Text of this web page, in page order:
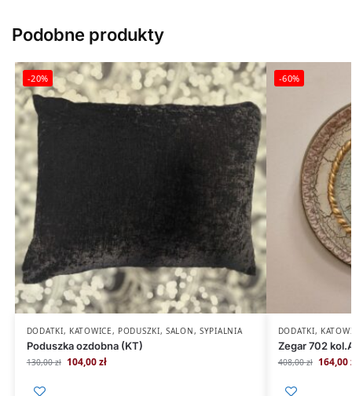
Podobne produkty
-20%
DODATKI, KATOWICE, PODUSZKI,SALON, SYPIALNIA
Poduszka ozdobna (KT)
130,00zł 104,00zł
-60%
DODATKI,
Zegar 702
408,00zł 164,00